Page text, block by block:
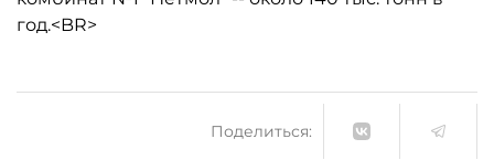
год.<BR>
Поделиться: